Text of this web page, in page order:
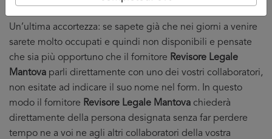
in serenità.
Un’ultima accortezza: se sapete già che nei giorni a venire
sarete molto occupati e quindi non disponibili e pensate
che sia più opportuno che il fornitore Revisore Legale
Mantova parli direttamente con uno dei vostri collaboratori,
non esitate ad indicare il suo nome nel form. In questo
modo il fornitore Revisore Legale Mantova chiederà
direttamente della persona designata senza far perdere
tempo ne a voi ne agli altri collaboratori della vostra